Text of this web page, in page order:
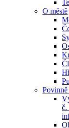
O městě
č.